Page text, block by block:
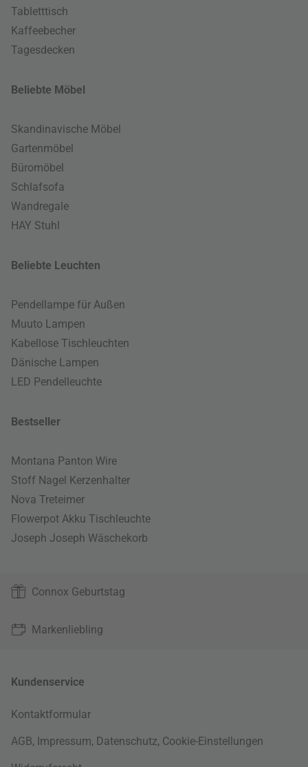
Tabletttisch
Kaffeebecher
Tagesdecken
Beliebte Möbel
Skandinavische Möbel
Gartenmöbel
Büromöbel
Schlafsofa
Wandregale
HAY Stuhl
Beliebte Leuchten
Pendellampe für Außen
Muuto Lampen
Kabellose Tischleuchten
Dänische Lampen
LED Pendelleuchte
Bestseller
Montana Panton Wire
Stoff Nagel Kerzenhalter
Nova Treteimer
Flowerpot Akku Tischleuchte
Joseph Joseph Wäschekorb
Connox Geburtstag
Markenliebling
Kundenservice
Kontaktformular
AGB, Impressum, Datenschutz, Cookie-Einstellungen